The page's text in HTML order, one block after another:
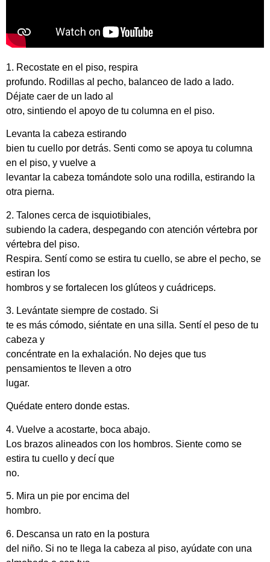
1. Recostate en el piso, respira
profundo. Rodillas al pecho, balanceo de lado a lado.
Déjate caer de un lado al
otro, sintiendo el apoyo de tu columna en el piso.
Levanta la cabeza estirando
bien tu cuello por detrás. Senti como se apoya tu columna
en el piso, y vuelve a
levantar la cabeza tomándote solo una rodilla, estirando la
otra pierna.
2. Talones cerca de isquiotibiales,
subiendo la cadera, despegando con atención vértebra por
vértebra del piso.
Respira. Sentí como se estira tu cuello, se abre el pecho, se
estiran los
hombros y se fortalecen los glúteos y cuádriceps.
3. Levántate siempre de costado. Si
te es más cómodo, siéntate en una silla. Sentí el peso de tu
cabeza y
concéntrate en la exhalación. No dejes que tus
pensamientos te lleven a otro
lugar.
Quédate entero donde estas.
4. Vuelve a acostarte, boca abajo.
Los brazos alineados con los hombros. Siente como se
estira tu cuello y decí que
no.
5. Mira un pie por encima del
hombro.
6. Descansa un rato en la postura
del niño. Si no te llega la cabeza al piso, ayúdate con una